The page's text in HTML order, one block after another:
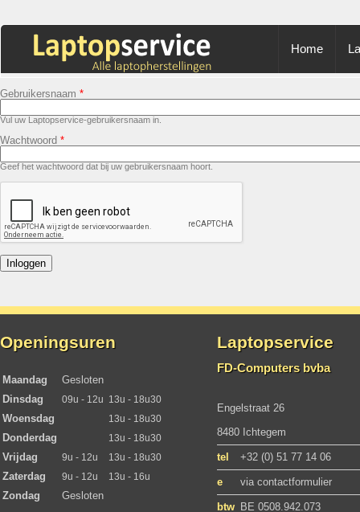
Home
Gebruikersnaam *
Vul uw Laptopservice-gebruikersnaam in.
Wachtwoord *
Geef het wachtwoord dat bij uw gebruikersnaam hoort.
Openingsuren
Maandag
Gesloten
Dinsdag
09u - 12u 13u - 18u30
Woensdag 13u - 18u30
Donderdag 13u - 18u30
Vrijdag 9u - 12u 13u - 18u30
Zaterdag 9u - 12u 13u - 16u
Zondag Gesloten
Laptopservice
FD-Computers bvba
Engelstraat 26
8480 Ichtegem
tel +32 (0) 51 77 14 06
e via contactformulier
btw BE 0508.942.073